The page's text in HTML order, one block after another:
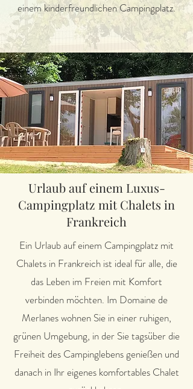
einem kinderfreundlichen Campingplatz.
Urlaub auf einem Luxus-
Campingplatz mit Chalets in
Frankreich
Ein Urlaub auf einem Campingplatz mit
Chalets in Frankreich ist ideal für alle, die
das Leben im Freien mit Komfort
verbinden möchten. Im Domaine de
Merlanes wohnen Sie in einer ruhigen,
grünen Umgebung, in der Sie tagsüber die
Freiheit des Campinglebens genießen und
danach in Ihr eigenes komfortables Chalet